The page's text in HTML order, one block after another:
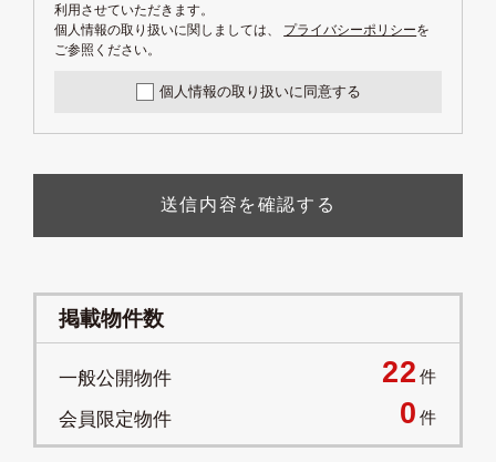
利用させていただきます。
個人情報の取り扱いに関しましては、 プライバシーポリシーを
ご参照ください。
個人情報の取り扱いに同意する
送信内容を確認する
掲載物件数
一般公開物件 22 件
会員限定物件 0 件